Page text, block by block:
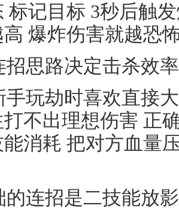
标记目标 3秒后触
爆炸伤害就越恐
招思路决定击杀效率
手玩劫时喜欢直接
不出理想伤害 正
消耗 把对方血量
的连招是二技能放